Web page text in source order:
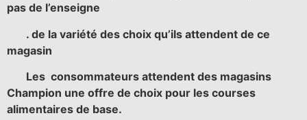
pas de l’enseigne
. de la variété des choix qu’ils attendent de ce
magasin
Les consommateurs attendent des magasins
Champion une offre de choix pour les courses
alimentaires de base.